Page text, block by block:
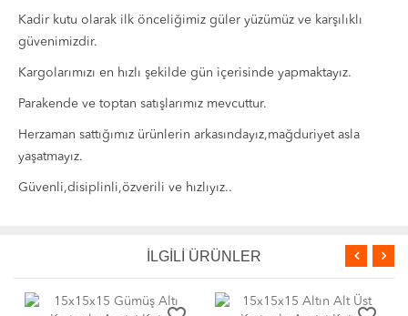
Kadir kutu olarak ilk önceliğimiz güler yüzümüz ve karşılıklı
güvenimizdir.
Kargolarımızı en hızlı şekilde gün içerisinde yapmaktayız.
Parakende ve toptan satışlarımız mevcuttur.
Herzaman sattığımız ürünlerin arkasındayız,mağduriyet asla
yaşatmayız.
Güvenli,disiplinli,özverili ve hızlıyız..
İLGİLİ ÜRÜNLER